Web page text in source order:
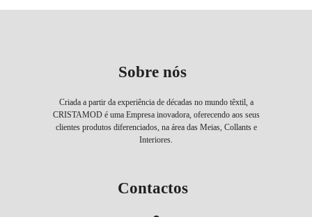
Sobre nós
Criada a partir da experiência de décadas no mundo têxtil, a
CRISTAMOD é uma Empresa inovadora, oferecendo aos seus
clientes produtos diferenciados, na área das Meias, Collants e
Interiores.
Contactos